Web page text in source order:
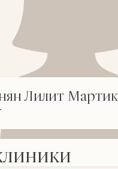
Лилит